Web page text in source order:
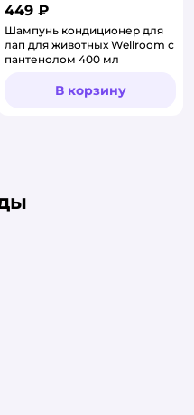
449 ₽
Шампунь кондиционер для
лап для животных Wellroom с
пантенолом 400 мл
В корзину